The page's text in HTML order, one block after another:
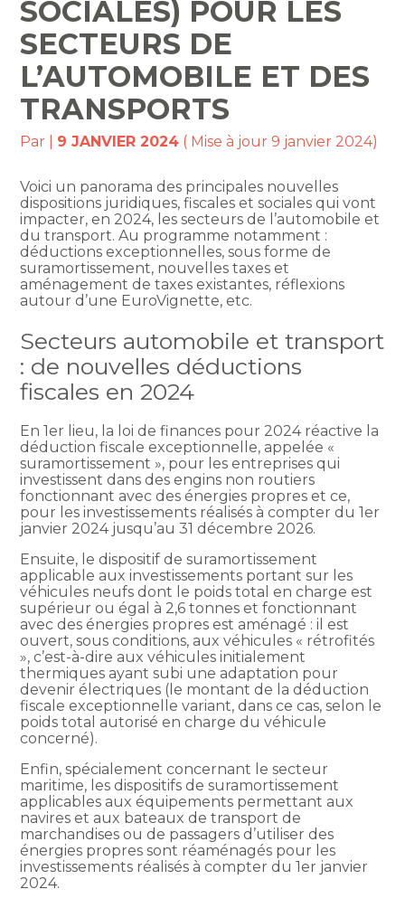
SOCIALES) POUR LES
SECTEURS DE
L’AUTOMOBILE ET DES
TRANSPORTS
Par 9 JANVIER 2024 ( Mise à jour 9 janvier 2024)
Voici un panorama des principales nouvelles
dispositions juridiques, fiscales et sociales qui vont
impacter, en 2024, les secteurs de l’automobile et
du transport. Au programme notamment :
déductions exceptionnelles, sous forme de
suramortissement, nouvelles taxes et
aménagement de taxes existantes, réflexions
autour d’une EuroVignette, etc.
Secteurs automobile et transport
: de nouvelles déductions
fiscales en 2024
En 1er lieu, la loi de finances pour 2024 réactive la
déduction fiscale exceptionnelle, appelée «
suramortissement », pour les entreprises qui
investissent dans des engins non routiers
fonctionnant avec des énergies propres et ce,
pour les investissements réalisés à compter du 1er
janvier 2024 jusqu’au 31 décembre 2026.
Ensuite, le dispositif de suramortissement
applicable aux investissements portant sur les
véhicules neufs dont le poids total en charge est
supérieur ou égal à 2,6 tonnes et fonctionnant
avec des énergies propres est aménagé : il est
ouvert, sous conditions, aux véhicules « rétrofités
», c’est-à-dire aux véhicules initialement
thermiques ayant subi une adaptation pour
devenir électriques (le montant de la déduction
fiscale exceptionnelle variant, dans ce cas, selon le
poids total autorisé en charge du véhicule
concerné).
Enfin, spécialement concernant le secteur
maritime, les dispositifs de suramortissement
applicables aux équipements permettant aux
navires et aux bateaux de transport de
marchandises ou de passagers d’utiliser des
énergies propres sont réaménagés pour les
investissements réalisés à compter du 1er janvier
2024.